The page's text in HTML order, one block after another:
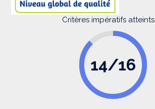
Critères impératifs atteints
14/16